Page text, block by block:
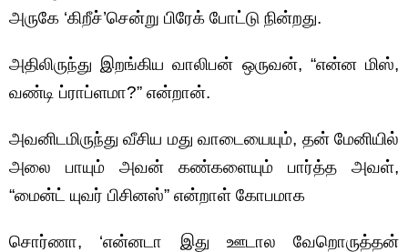
அருகே ‘கிறீச்’சென்று பிரேக் போட்டு நின்றது.
அதிலிருந்து இறங்கிய வாலிபன் ஒருவன், “என்ன மிஸ்,
வண்டி ப்ராப்ளமா?” என்றான்.
அவனிடமிருந்து வீசிய மது வாடையையும், தன் மேனியில்
அலை பாயும் அவன் கண்களையும் பார்த்த அவள்,
“மைன்ட் யுவர் பிசினஸ்” என்றாள் கோபமாக
சொர்ணா, ‘என்னடா இது ஊடால வேறொருத்தன்